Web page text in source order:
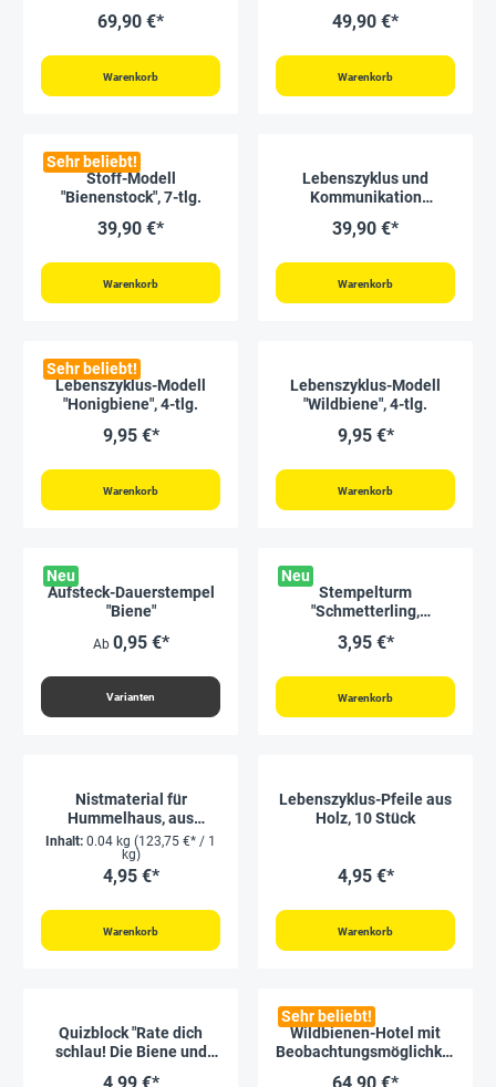
69,90 €*
Warenkorb
Nistblock, 8 Stück
49,90 €*
Warenkorb
Sehr beliebt!
Stoff-Modell
"Bienenstock", 7-tlg.
39,90 €*
Warenkorb
Lebenszyklus und
Kommunikation
magnetisch, 16-tlg.
39,90 €*
Warenkorb
Sehr beliebt!
Lebenszyklus-Modell
"Honigbiene", 4-tlg.
9,95 €*
Warenkorb
Lebenszyklus-Modell
"Wildbiene", 4-tlg.
9,95 €*
Warenkorb
Neu
Aufsteck-Dauerstempel
"Biene"
Ab 0,95 €*
Varianten
Neu
Stempelturm
"Schmetterling,
Motive
3,95 €*
Warenkorb
Nistmaterial für
Hummelhaus, aus
Kapokwolle, ca. 40 g
Inhalt: 0.04 kg (123,75 €* / 1
kg)
4,95 €*
Warenkorb
Lebenszyklus-Pfeile aus
Holz, 10 Stück
4,95 €*
Warenkorb
Quizblock "Rate dich
schlau! Die Biene und
4,99 €*
Sehr beliebt!
Wildbienen-Hotel mit
Beobachtungsmöglichkei
64,90 €*